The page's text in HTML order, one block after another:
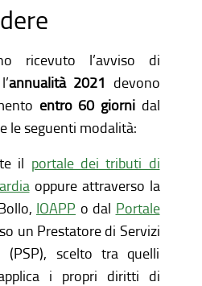
ricevuto l’avviso di
annualità 2021 devono
entro 60 giorni dal
le seguenti modalità:
il portale dei tributi di
oppure attraverso la
IOAPP o dal Portale
un Prestatore di Servizi
(PSP), scelto tra quelli
i propri diritti di